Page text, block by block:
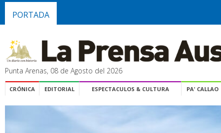
PORTADA
Punta Arenas, 08 de Agosto del 2026
CRÓNICA EDITORIAL ESPECTACULOS & CULTURA PA' CALLAO